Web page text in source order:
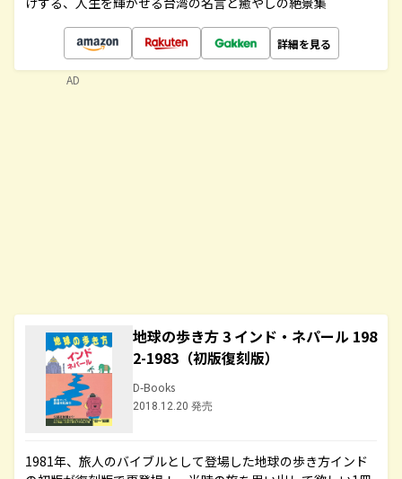
詳細を見る
地球の歩き方 3 インド・ネパール 198
2-1983（初版復刻版）
D-Books
2018.12.20 発売
1981年、旅人のバイブルとして登場した地球の歩き方インド
AD